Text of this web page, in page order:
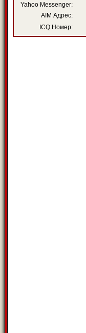
Yahoo Messenger:
AIM Адрес:
ICQ Номер: